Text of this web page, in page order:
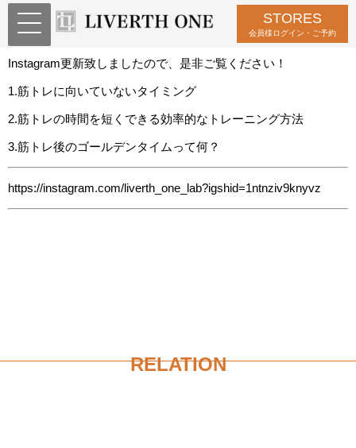
STORES
会員様ログイン・ご予約
Instagram更新致しました
Instagram更新致しましたので、是非ご覧ください！
1.筋トレに向いていないタイミング
2.筋トレの時間を短くできる効率的なトレーニング方法
3.筋トレ後のゴールデンタイムって何？
https://instagram.com/liverth_one_lab?igshid=1ntnziv9knyvz
RELATION